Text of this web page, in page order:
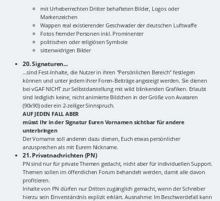
mit Urheberrechten Dritter behafteten Bilder, Logos oder
Markenzeichen
Wappen real existierender Geschwader der deutschen Luftwaffe
Fotos fremder Personen inkl. Prominenter
politischen oder religiösen Symbole
sittenwidrigen Bilder
20. Signaturen...
...sind Fest-Inhalte, die Nutzer in ihren "Persönlichen Bereich" festlegen
können und unter jedem ihrer Foren-Beiträge angezeigt werden. Sie dienen
bei vGAF NICHT zur Selbstdarstellung mit wild blinkenden Grafiken. Erlaubt
sind lediglich keine, nicht animierte Bildchen in der Größe von Avataren
(90x90) oder ein 2-zeiliger Sinnspruch.
AUF JEDEN FALL ABER
müsst Ihr in der Signatur Euren Vornamen sichtbar für andere
unterbringen
Der Vorname soll anderen dazu dienen, Euch etwas persönlicher
anzusprechen als mit Eurem Nickname.
21. Privatnachrichten (PN)
PN sind nur für private Themen gedacht, nicht aber für individuellen Support.
Themen sollen im öffentlichen Forum behandelt werden, damit alle davon
profitieren.
Inhalte von PN dürfen nur Dritten zugänglich gemacht, wenn der Schreiber
hierzu sein Einverständnis explizit erklärt. Ausnahme: Im Beschwerdefall kann